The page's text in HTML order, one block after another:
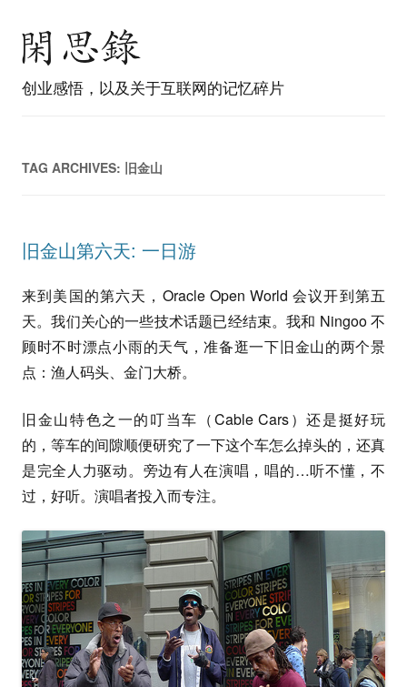
创业感悟，以及关于互联网的记忆碎片
TAG ARCHIVES: 旧金山
旧金山第六天: 一日游
来到美国的第六天，Oracle Open World 会议开到第五
天。我们关心的一些技术话题已经结束。我和 Ningoo 不
顾时不时漂点小雨的天气，准备逛一下旧金山的两个景
点：渔人码头、金门大桥。
旧金山特色之一的叮当车（Cable Cars）还是挺好玩
的，等车的间隙顺便研究了一下这个车怎么掉头的，还真
是完全人力驱动。旁边有人在演唱，唱的…听不懂，不
过，好听。演唱者投入而专注。